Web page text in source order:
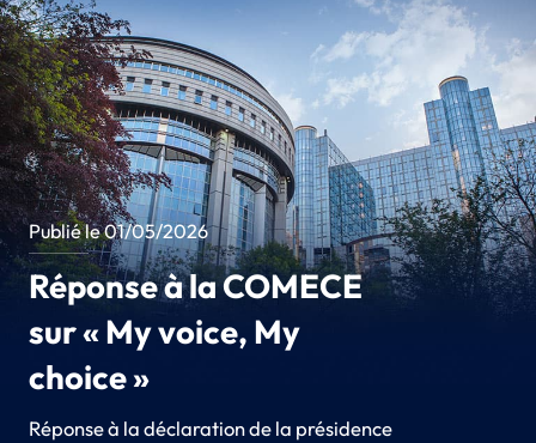
Publié le 01/05/2026
Réponse à la COMECE
sur « My voice, My
choice »
Réponse à la déclaration de la présidence